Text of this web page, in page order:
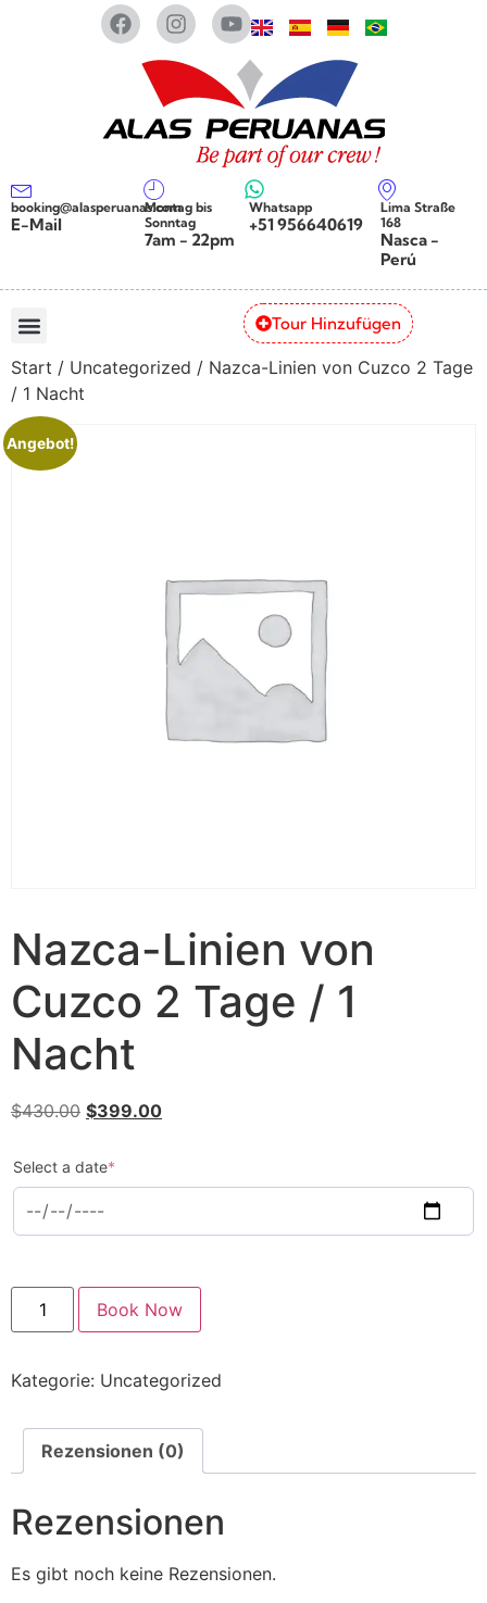
booking@alasperuanas.com
E-Mail
Montag bis
Sonntag
7am - 22pm
Whatsapp
+51 956640619
Lima Straße
168
Nasca -
Perú
Tour Hinzufügen
Start / Uncategorized / Nazca-Linien von Cuzco 2 Tage
/ 1 Nacht
Angebot!
Nazca-Linien von
Cuzco 2 Tage / 1
Nacht
$430.00 $399.00
Select a date*
Book Now
Kategorie: Uncategorized
Rezensionen (0)
Rezensionen
Es gibt noch keine Rezensionen.